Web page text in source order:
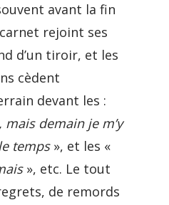
avant la fin
rejoint ses
d’un tiroir, et les
cèdent
devant les :
mais demain je m’y
temps», et les «
», etc. Le tout
de remords